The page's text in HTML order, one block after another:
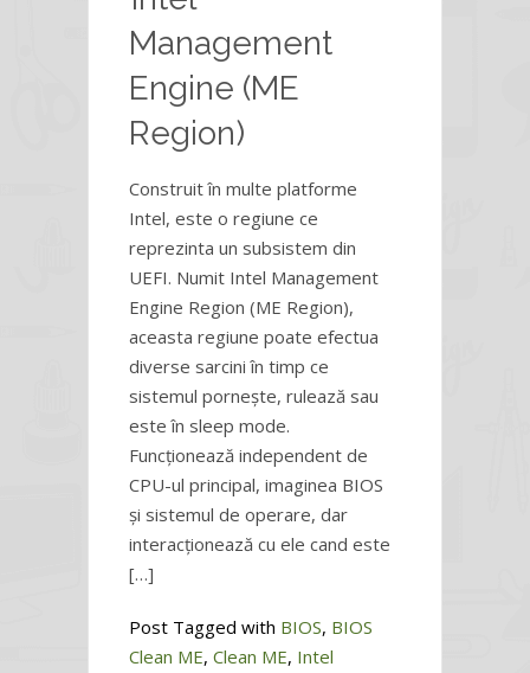
Management
Engine (ME
Region)
Construit în multe platforme
Intel, este o regiune ce
reprezinta un subsistem din
UEFI. Numit Intel Management
Engine Region (ME Region),
aceasta regiune poate efectua
diverse sarcini în timp ce
sistemul pornește, rulează sau
este în sleep mode.
Funcționează independent de
CPU-ul principal, imaginea BIOS
și sistemul de operare, dar
interacționează cu ele cand este
[…]
Post Tagged with BIOS, BIOS
Clean ME, Clean ME, Intel